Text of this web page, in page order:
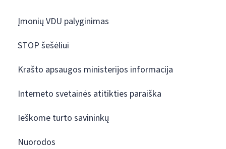
Įmonių VDU palyginimas
STOP šešėliui
Krašto apsaugos ministerijos informacija
Interneto svetainės atitikties paraiška
Ieškome turto savininkų
Nuorodos